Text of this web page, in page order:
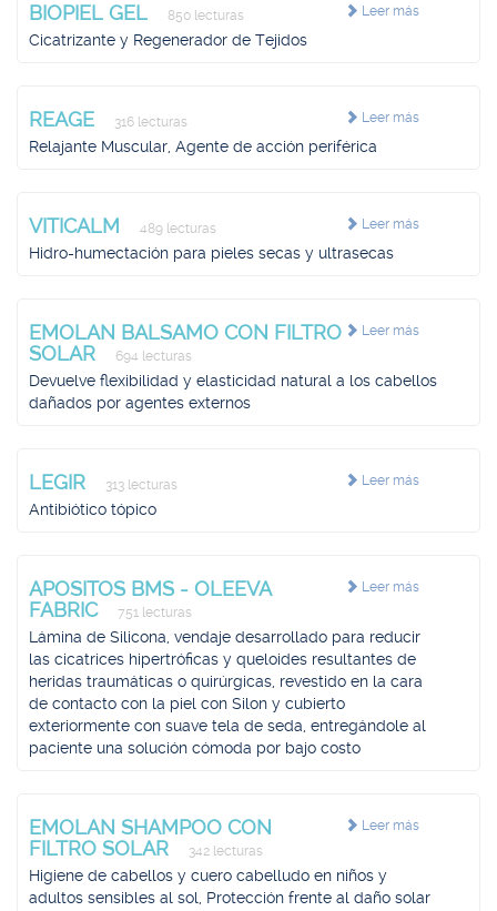
Leer más
BIOPIEL GEL 850 lecturas
Cicatrizante y Regenerador de Tejidos
Leer más
REAGE 316 lecturas
Relajante Muscular, Agente de acción periférica
Leer más
VITICALM 489 lecturas
Hidro-humectación para pieles secas y ultrasecas
Leer más
EMOLAN BALSAMO CON FILTRO
SOLAR
694 lecturas
Devuelve flexibilidad y elasticidad natural a los cabellos
dañados por agentes externos
Leer más
LEGIR 313 lecturas
Antibiótico tópico
Leer más
APOSITOS BMS - OLEEVA
FABRIC
751 lecturas
Lámina de Silicona, vendaje desarrollado para reducir
las cicatrices hipertróficas y queloides resultantes de
heridas traumáticas o quirúrgicas, revestido en la cara
de contacto con la piel con Silon y cubierto
exteriormente con suave tela de seda, entregándole al
paciente una solución cómoda por bajo costo
Leer más
EMOLAN SHAMPOO CON
FILTRO SOLAR
342 lecturas
Higiene de cabellos y cuero cabelludo en niños y
adultos sensibles al sol, Protección frente al daño solar